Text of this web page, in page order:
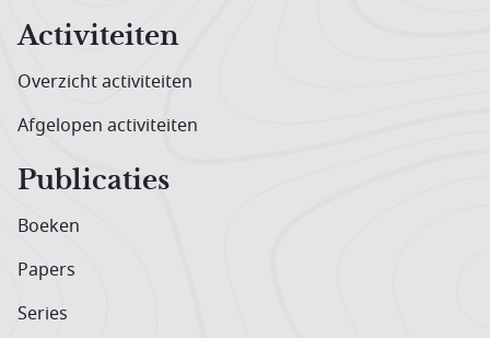
Activiteiten
Overzicht activiteiten
Afgelopen activiteiten
Publicaties
Boeken
Papers
Series